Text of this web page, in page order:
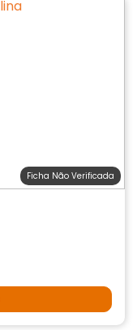
Ficha Não Verificada